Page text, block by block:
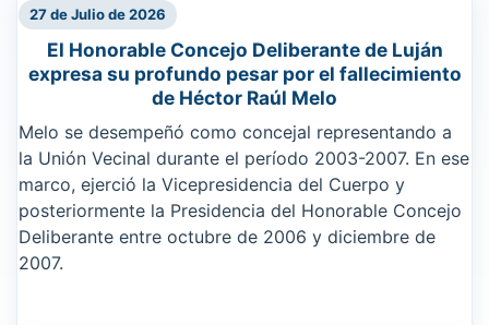
27 de Julio de 2026
El Honorable Concejo Deliberante de Luján
expresa su profundo pesar por el fallecimiento
de Héctor Raúl Melo
Melo se desempeñó como concejal representando a
la Unión Vecinal durante el período 2003-2007. En ese
marco, ejerció la Vicepresidencia del Cuerpo y
posteriormente la Presidencia del Honorable Concejo
Deliberante entre octubre de 2006 y diciembre de
2007.